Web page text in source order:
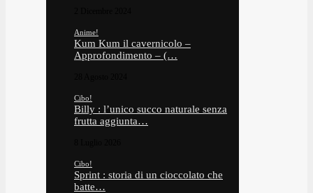
Anime!
Kum Kum il cavernicolo –
Approfondimento – (…
Cibo!
Billy : l’unico succo naturale senza
frutta aggiunta…
Cibo!
Sprint : storia di un cioccolato che
batte…